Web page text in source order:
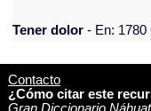
Tener dolor - En: 1780
Contacto
¿Cómo citar este
Gran Diccionario